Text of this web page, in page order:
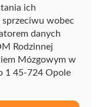
ich
wobec
danych
Rodzinnej
Mózgowym w
1 45-724 Opole